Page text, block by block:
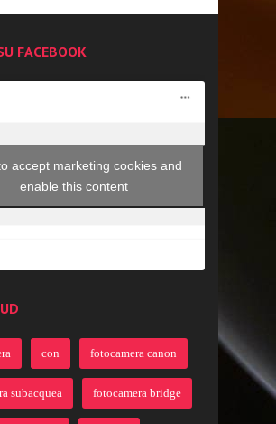
FACEBOOK
accept marketing cookies and
enable this content
con fotocamera canon
subacquea fotocamera bridge